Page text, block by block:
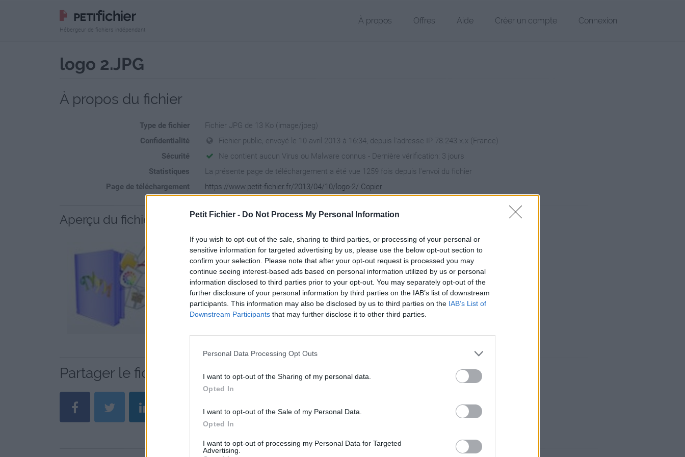
Petit Fichier - Do Not Process My Personal Information
If you wish to opt-out of the sale, sharing to third parties, or processing of your personal or
sensitive information for targeted advertising by us, please use the below opt-out section to
confirm your selection. Please note that after your opt-out request is processed you may
continue seeing interest-based ads based on personal information utilized by us or personal
information disclosed to third parties prior to your opt-out. You may separately opt-out of the
further disclosure of your personal information by third parties on the IAB’s list of downstream
participants. This information may also be disclosed by us to third parties on the IAB’s List of
Downstream Participants that may further disclose it to other third parties.
Personal Data Processing Opt Outs
I want to opt-out of the Sharing of my personal data.
Opted In
I want to opt-out of the Sale of my Personal Data.
Opted In
I want to opt-out of processing my Personal Data for Targeted
Advertising.
Hébergeur de fichiers indépendant
À propos Offres Aide Créer un compte Connexion
logo 2.JPG
À propos du fichier
Type de fichier
Fichier JPG de 13 Ko (image/jpeg)
Confidentialité
Fichier public, envoyé le 10 avril 2013 à 16:34, depuis l'adresse IP 78.243.x.x (France)
Sécurité
Ne contient aucun Virus ou Malware connus - Dernière vérification: 3 jours
Statistiques
La présente page de téléchargement a été vue 1259 fois depuis l'envoi du fichier
Page de téléchargement
https://www.petit-fichier.fr/2013/04/10/logo-2/ Copier
Aperçu du fichier
Partager le fichier logo 2.JPG sur le Web et les réseaux sociaux: